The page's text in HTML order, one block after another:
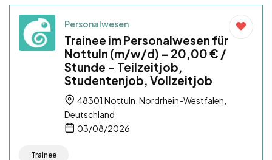
Personalwesen
Trainee im Personalwesen für
Nottuln (m/w/d) – 20,00 € /
Stunde – Teilzeitjob,
Studentenjob, Vollzeitjob
48301 Nottuln, Nordrhein-Westfalen,
Deutschland
03/08/2026
Trainee